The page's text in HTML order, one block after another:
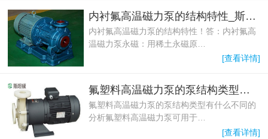
内衬氟高温磁力泵的结构特性_斯耐德泵业
内衬氟高温磁力泵的结构特性！答：内衬氟高
温磁力泵永磁：用稀土永磁原…
[查看详情]
氟塑料高温磁力泵的泵结构类型有什么不同的分析
氟塑料高温磁力泵的泵结构类型有什么不同的
分析氟塑料高温磁力泵可用于…
[查看详情]